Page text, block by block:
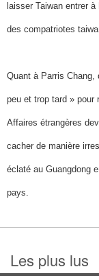
laisser Taiwan entrer
des compatriotes
Quant à Parris
peu et trop tard » pour
Affaires étrangères
cacher de manière
éclaté au Guangdong
pays.
Les plus lus